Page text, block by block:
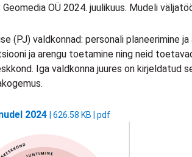
OÜ 2024. juulikuus. Mudeli
(PJ) valdkonnad: personali planeerimine
ja arengu toetamine ning neid
Iga valdkonna juures on kirjeldatud
2024 | 626.58 KB | pdf